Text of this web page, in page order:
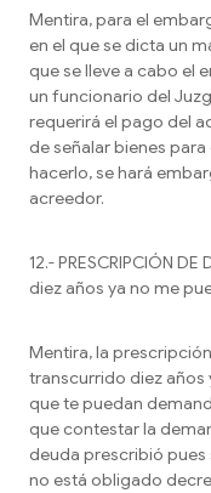
Mentira, para el
en el que se dicta un
que se lleve a cabo el
un funcionario del
requerirá el pago del
de señalar bienes
hacerlo, se hará
acreedor.
12.- PRESCRIPCIÓN
diez años ya no me
Mentira, la
transcurrido diez años
que te puedan
que contestar la
deuda prescribió pues
no está obligado